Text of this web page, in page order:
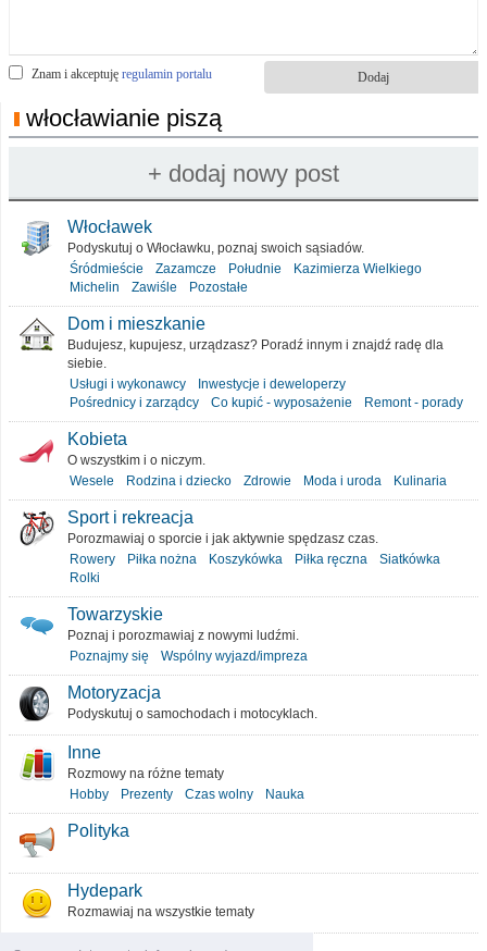
Znam i akceptuję regulamin portalu
włocławianie piszą
Włocławek
Podyskutuj o Włocławku, poznaj swoich sąsiadów.
Śródmieście
Zazamcze Południe
Kazimierza Wielkiego
Michelin
Zawiśle Pozostałe
Dom i mieszkanie
Budujesz, kupujesz, urządzasz? Poradź innym i znajdź radę dla
siebie.
Usługi i wykonawcy
Inwestycje i deweloperzy
Pośrednicy i zarządcy
Co kupić - wyposażenie Remont - porady
Kobieta
O wszystkim i o niczym.
Wesele
Rodzina i dziecko Zdrowie Moda i uroda Kulinaria
Sport i rekreacja
Porozmawiaj o sporcie i jak aktywnie spędzasz czas.
Rowery
Piłka nożna Koszykówka Piłka ręczna
Siatkówka
Rolki
Towarzyskie
Poznaj i porozmawiaj z nowymi ludźmi.
Poznajmy się
Wspólny wyjazd/impreza
Motoryzacja
Podyskutuj o samochodach i motocyklach.
Inne
Rozmowy na różne tematy
Hobby
Prezenty Czas wolny Nauka
Polityka
Hydepark
Rozmawiaj na wszystkie tematy